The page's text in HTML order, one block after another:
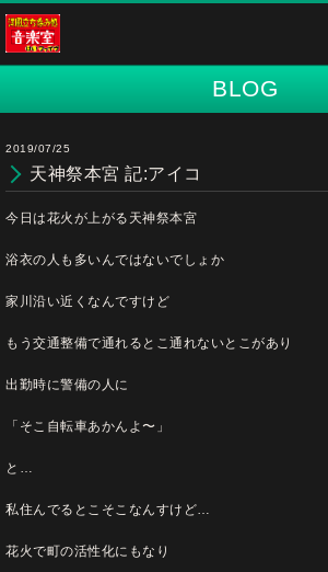
BLOG
2019/07/25
天神祭本宮 記:アイコ
今日は花火が上がる天神祭本宮
浴衣の人も多いんではないでしょか
家川沿い近くなんですけど
もう交通整備で通れるとこ通れないとこがあり
出勤時に警備の人に
「そこ自転車あかんよ〜」
と…
私住んでるとこそこなんすけど…
花火で町の活性化にもなり